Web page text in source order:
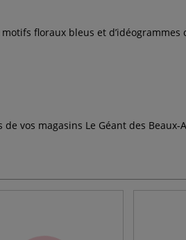
floraux bleus et d’idéogrammes
vos magasins Le Géant des Beaux-